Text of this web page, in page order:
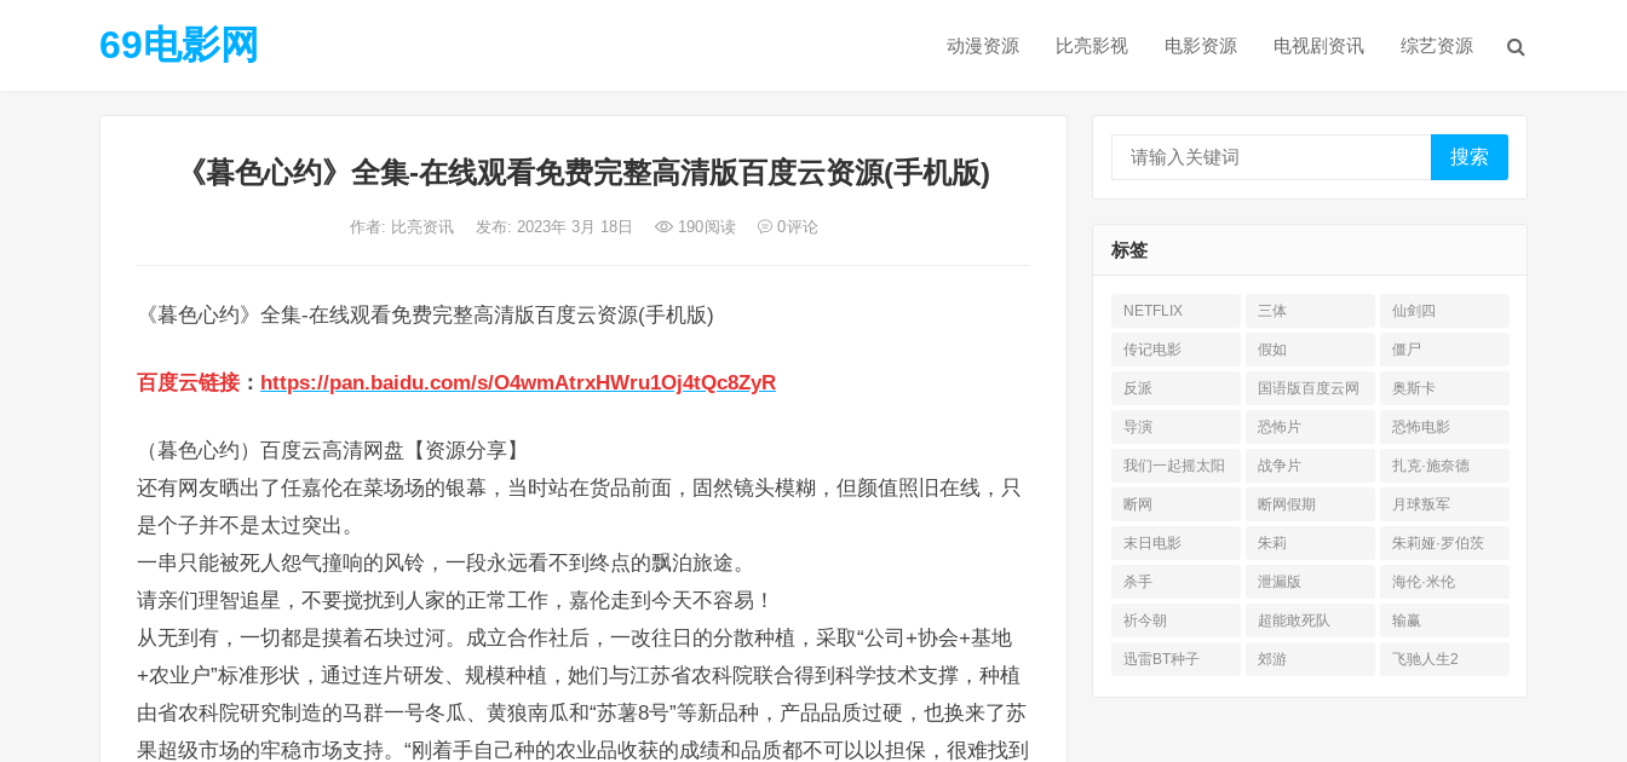
69电影网 动漫资源 比亮影视 电影资源 电视剧资讯 综艺资源
《暮色心约》全集-在线观看免费完整高清版百度云资源(手机版)
作者: 比亮资讯 发布: 2023年 3月 18日 190阅读 0评论
《暮色心约》全集-在线观看免费完整高清版百度云资源(手机版)
百度云链接 ： https://pan.baidu.com/s/O4wmAtrxHWru1Oj4tQc8ZyR
（暮色心约）百度云高清网盘【资源分享】
还有网友晒出了任嘉伦在菜场场的银幕，当时站在货品前面，固然镜头模糊，但颜值照旧在线，只
是个子并不是太过突出。
一串只能被死人怨气撞响的风铃，一段永远看不到终点的飘泊旅途。
请亲们理智追星，不要搅扰到人家的正常工作，嘉伦走到今天不容易！
从无到有，一切都是摸着石块过河。成立合作社后，一改往日的分散种植，采取“公司+协会+基地
+农业户”标准形状，通过连片研发、规模种植，她们与江苏省农科院联合得到科学技术支撑，种植
由省农科院研究制造的马群一号冬瓜、黄狼南瓜和“苏薯8号”等新品种，产品品质过硬，也换来了苏
果超级市场的牢稳市场支持。“刚着手自己种的农业品收获的成绩和品质都不可以以担保，很难找到
搜索
标签
NETFLIX 三体 仙剑四
传记电影 假如 僵尸
反派
国语版百度云网
盘
奥斯卡
导演 恐怖片 恐怖电影
我们一起摇太阳 战争片 扎克·施奈德
断网 断网假期 月球叛军
末日电影 朱莉 朱莉娅·罗伯茨
杀手 泄漏版 海伦·米伦
祈今朝 超能敢死队 输赢
迅雷BT种子 郊游 飞驰人生2